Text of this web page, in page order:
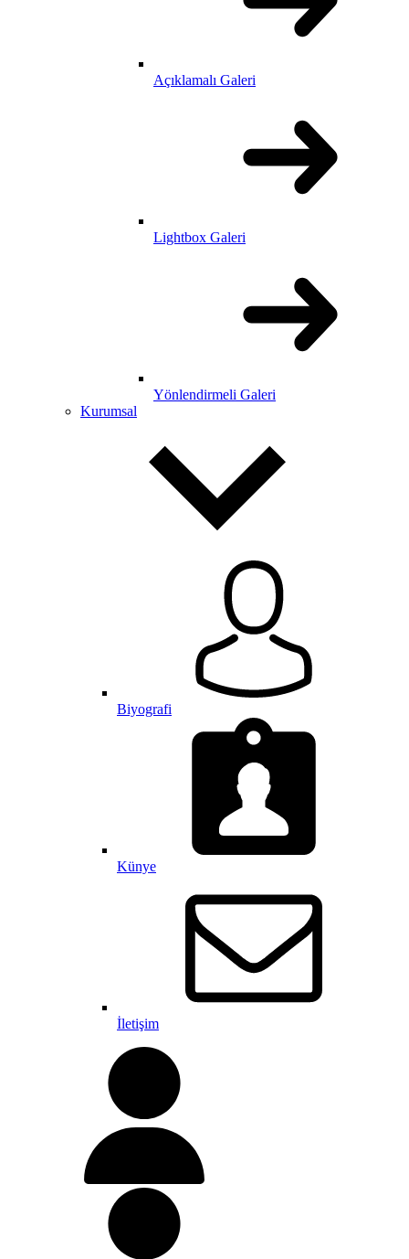
Açıklamalı Galeri
Lightbox Galeri
Yönlendirmeli Galeri
Kurumsal
Biyografi
Künye
İletişim